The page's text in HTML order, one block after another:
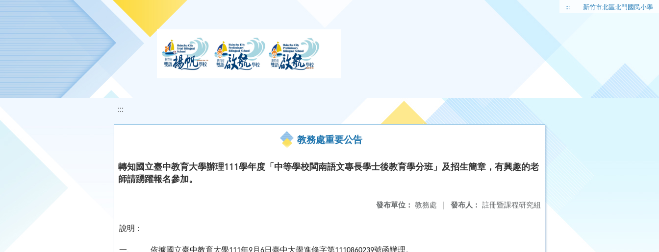
移至網頁之主要內容區位置 ::: 新竹市北區北門國民小學
:::
教務處重要公告
轉知國立臺中教育大學辦理111學年度「中等學校閩南語文專長學士後教育學分班」及招生簡章，有興趣的老
師請踴躍報名參加。
發布人： 註冊暨課程研究組
發布單位： 教務處 |
說明：
一、 依據國立臺中教育大學 年 月 日臺中大學進修字第 號函辦理。